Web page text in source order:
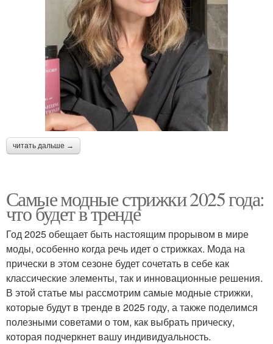
читать дальше →
Самые модные стрижки 2025 года:
что будет в тренде
Год 2025 обещает быть настоящим прорывом в мире
моды, особенно когда речь идет о стрижках. Мода на
прически в этом сезоне будет сочетать в себе как
классические элементы, так и инновационные решения.
В этой статье мы рассмотрим самые модные стрижки,
которые будут в тренде в 2025 году, а также поделимся
полезными советами о том, как выбрать прическу,
которая подчеркнет вашу индивидуальность.